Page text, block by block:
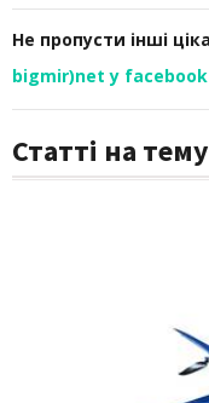
Не пропусти інші
bigmir)net у facebook
Статті на тему